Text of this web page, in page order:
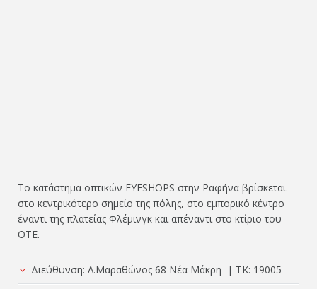
Το κατάστημα οπτικών EYESHOPS στην Ραφήνα βρίσκεται
στο κεντρικότερο σημείο της πόλης, στο εμπορικό κέντρο
έναντι της πλατείας Φλέμινγκ και απέναντι στο κτίριο του
ΟΤΕ.
Διεύθυνση: Λ.Μαραθώνος 68 Νέα Μάκρη | TK: 19005